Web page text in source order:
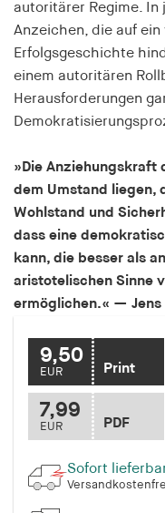
autoritärer Regime.
Anzeichen, die auf
Erfolgsgeschichte
einem autoritären
Herausforderungen
»Die Anziehungskraft
dem Umstand liegen,
Wohlstand und
dass eine
kann, die besser als
aristotelischen Sinne
ermöglichen.« — Jens
9,50
EUR Print
7,99
EUR PDF
Sofort
funktionieren.
Name:
cookie_consent
hamburger-
Speichert den
für Cookies auf
Cookie Laufzeit:
fe_typo_user
Name:
fe_typo_user
Anbieter:
Cookie Laufzeit: